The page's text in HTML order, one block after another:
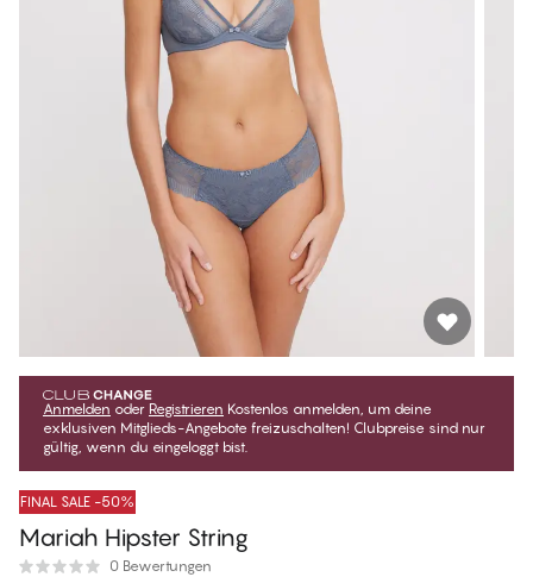
Anmelden oder Registrieren Kostenlos anmelden, um deine
exklusiven Mitglieds-Angebote freizuschalten! Clubpreise sind nur
gültig, wenn du eingeloggt bist.
FINAL SALE -50%
Mariah Hipster String
0 Bewertungen